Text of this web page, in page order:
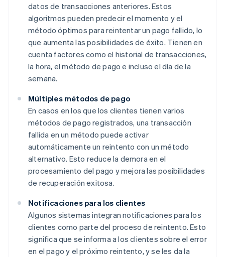
datos de transacciones anteriores. Estos
algoritmos pueden predecir el momento y el
método óptimos para reintentar un pago fallido, lo
que aumenta las posibilidades de éxito. Tienen en
cuenta factores como el historial de transacciones,
la hora, el método de pago e incluso el día de la
semana.
Múltiples métodos de pago
En casos en los que los clientes tienen varios
métodos de pago registrados, una transacción
fallida en un método puede activar
automáticamente un reintento con un método
alternativo. Esto reduce la demora en el
procesamiento del pago y mejora las posibilidades
de recuperación exitosa.
Notificaciones para los clientes
Algunos sistemas integran notificaciones para los
clientes como parte del proceso de reintento. Esto
significa que se informa a los clientes sobre el error
en el pago y el próximo reintento, y se les da la